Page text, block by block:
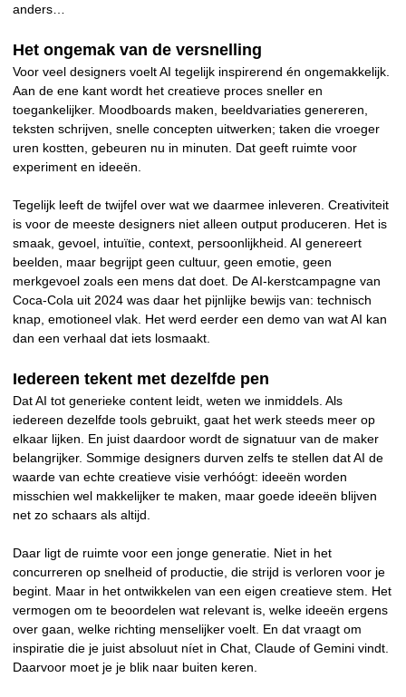
anders…
Het ongemak van de versnelling
Voor veel designers voelt AI tegelijk inspirerend én ongemakkelijk.
Aan de ene kant wordt het creatieve proces sneller en
toegankelijker. Moodboards maken, beeldvariaties genereren,
teksten schrijven, snelle concepten uitwerken; taken die vroeger
uren kostten, gebeuren nu in minuten. Dat geeft ruimte voor
experiment en ideeën.
Tegelijk leeft de twijfel over wat we daarmee inleveren. Creativiteit
is voor de meeste designers niet alleen output produceren. Het is
smaak, gevoel, intuïtie, context, persoonlijkheid. AI genereert
beelden, maar begrijpt geen cultuur, geen emotie, geen
merkgevoel zoals een mens dat doet. De AI-kerstcampagne van
Coca-Cola uit 2024 was daar het pijnlijke bewijs van: technisch
knap, emotioneel vlak. Het werd eerder een demo van wat AI kan
dan een verhaal dat iets losmaakt.
Iedereen tekent met dezelfde pen
Dat AI tot generieke content leidt, weten we inmiddels. Als
iedereen dezelfde tools gebruikt, gaat het werk steeds meer op
elkaar lijken. En juist daardoor wordt de signatuur van de maker
belangrijker. Sommige designers durven zelfs te stellen dat AI de
waarde van echte creatieve visie verhóógt: ideeën worden
misschien wel makkelijker te maken, maar goede ideeën blijven
net zo schaars als altijd.
Daar ligt de ruimte voor een jonge generatie. Niet in het
concurreren op snelheid of productie, die strijd is verloren voor je
begint. Maar in het ontwikkelen van een eigen creatieve stem. Het
vermogen om te beoordelen wat relevant is, welke ideeën ergens
over gaan, welke richting menselijker voelt. En dat vraagt om
inspiratie die je juist absoluut níet in Chat, Claude of Gemini vindt.
Daarvoor moet je je blik naar buiten keren.